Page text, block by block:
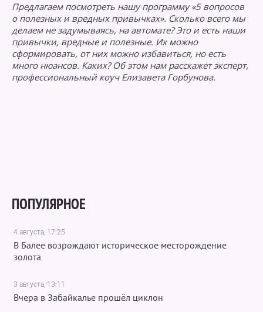
Предлагаем посмотреть нашу программу «5 вопросов
о полезных и вредных привычках». Сколько всего мы
делаем не задумываясь, на автомате? Это и есть наши
привычки, вредные и полезные. Их можно
сформировать, от них можно избавиться, но есть
много нюансов. Каких? Об этом нам расскажет эксперт,
профессиональный коуч Елизавета Горбунова.
ПОПУЛЯРНОЕ
4 августа, 17:25
В Балее возрождают историческое месторождение
золота
3 августа, 13:11
Вчера в Забайкалье прошёл циклон